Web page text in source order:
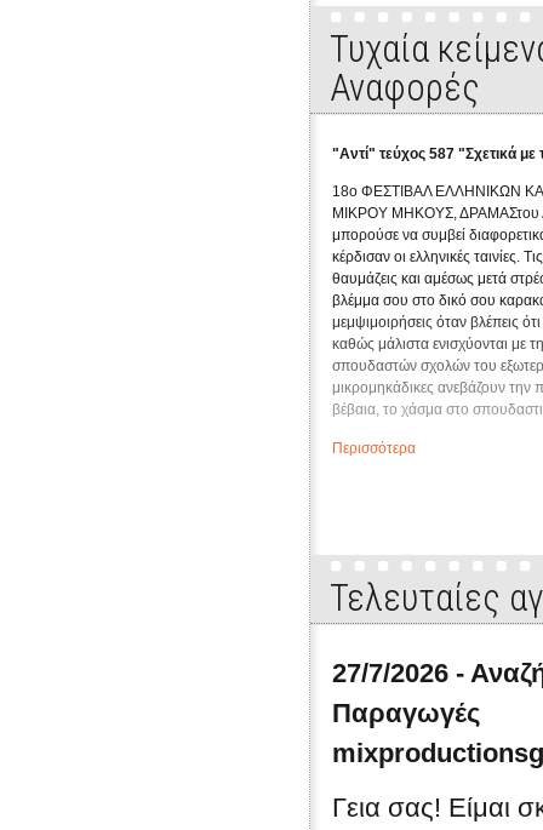
Τυχαία
Αναφορές
"Αντί" τεύχος 587 "Σχετικά με
18ο ΦΕΣΤΙΒΑΛ ΕΛΛΗΝΙΚΩΝ
ΜΙΚΡΟΥ ΜΗΚΟΥΣ, ΔΡΑΜΑΣτου
μπορούσε να συμβεί
κέρδισαν οι ελληνικές ταινίες.
θαυμάζεις και αμέσως μετά
βλέμμα σου στο δικό σου
μεμψιμοιρήσεις όταν βλέπεις
καθώς μάλιστα ενισχύονται με
σπουδαστών σχολών του
μικρομηκάδικες ανεβάζουν την
βέβαια, το χάσμα στο
παρέχουν οι κατ' ευφημισμό
που σε κάνουν να ξεχνάς
μιζέριες και όλες εκείνες τις
της...
Περισσότερα
Τελευταίες
27/7/2026 -
Παραγωγές
Γεια σας! Είμαι